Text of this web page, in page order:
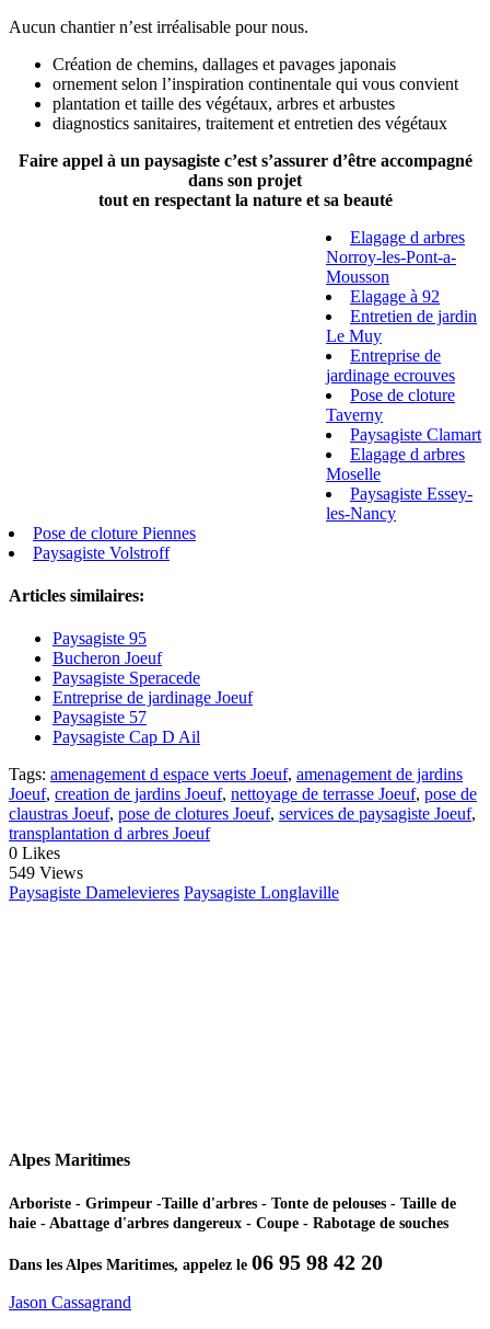
Aucun chantier n’est irréalisable pour nous.
Création de chemins, dallages et pavages japonais
ornement selon l’inspiration continentale qui vous convient
plantation et taille des végétaux, arbres et arbustes
diagnostics sanitaires, traitement et entretien des végétaux
Faire appel à un paysagiste c’est s’assurer d’être accompagné
dans son projet
tout en respectant la nature et sa beauté
Elagage d arbres
Norroy-les-Pont-a-
Mousson
Elagage à 92
Entretien de jardin
Le Muy
Entreprise de
jardinage ecrouves
Pose de cloture
Taverny
Paysagiste Clamart
Elagage d arbres
Moselle
Paysagiste Essey-
les-Nancy
Pose de cloture Piennes
Paysagiste Volstroff
Articles similaires:
Paysagiste 95
Bucheron Joeuf
Paysagiste Speracede
Entreprise de jardinage Joeuf
Paysagiste 57
Paysagiste Cap D Ail
Tags: amenagement d espace verts Joeuf, amenagement de jardins
Joeuf, creation de jardins Joeuf, nettoyage de terrasse Joeuf, pose de
claustras Joeuf, pose de clotures Joeuf, services de paysagiste Joeuf,
transplantation d arbres Joeuf
0 Likes
549 Views
Paysagiste Damelevieres Paysagiste Longlaville
Alpes Maritimes
Arboriste - Grimpeur -Taille d'arbres - Tonte de pelouses - Taille de
haie - Abattage d'arbres dangereux - Coupe - Rabotage de souches
Dans les Alpes Maritimes, appelez le 06 95 98 42 20
Jason Cassagrand